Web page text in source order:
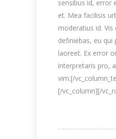
sensibus id, error
et. Mea facilisis
moderatius id. Vis
definiebas, eu qui
laoreet. Ex error
interpretaris pro,
vim.[/
[/vc_column][/